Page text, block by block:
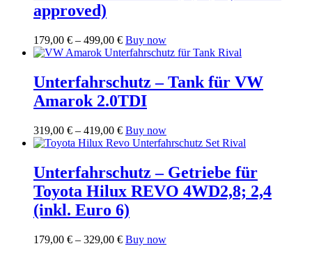
auf
der
gewählt
werden
approved)
179,00 € – 499,00 €Preisspanne:
179,00 €
499,00 €
Buy nowDieses
Produkt
mehrere
Varianten
Optionen
können
auf
der
Produktseite
gewählt
werden
Unterfahrschutz – Tank für VW
Amarok 2.0TDI
319,00 € – 419,00 €Preisspanne:
319,00 €
419,00 €
Buy nowDieses
Produkt
mehrere
Varianten
auf.
auf
Unterfahrschutz – Getriebe für
Toyota Hilux REVO 4WD2,8; 2,4
(inkl. Euro 6)
179,00 € – 329,00 €Preisspanne:
Buy nowDieses